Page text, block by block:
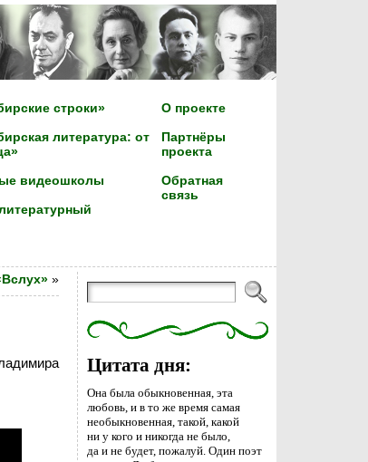
строки»
литература: от
видеошколы
О проекте
Партнёры
проекта
Обратная
связь
»
Цитата дня:
Она была обыкновенная, эта
любовь, и в то же время самая
необыкновенная, такой, какой
ни у кого и никогда не было,
да и не будет, пожалуй. Один поэт